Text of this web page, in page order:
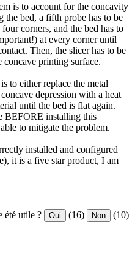
is to account for the concavity
the bed, a fifth probe has to be
corners, and the bed has to
at every corner until
Then, the slicer has to be
printing surface.
to either replace the metal
depression with a heat
until the bed is flat again.
BEFORE installing this
to mitigate the problem.
installed and configured
it is a five star product, I am
été utile ? Oui (16) Non (10)